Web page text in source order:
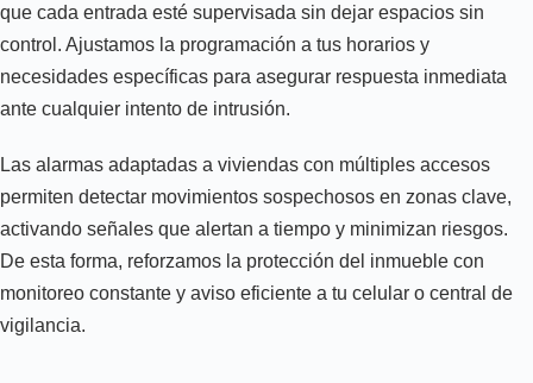
que cada entrada esté supervisada sin dejar espacios sin
control. Ajustamos la programación a tus horarios y
necesidades específicas para asegurar respuesta inmediata
ante cualquier intento de intrusión.
Las alarmas adaptadas a viviendas con múltiples accesos
permiten detectar movimientos sospechosos en zonas clave,
activando señales que alertan a tiempo y minimizan riesgos.
De esta forma, reforzamos la protección del inmueble con
monitoreo constante y aviso eficiente a tu celular o central de
vigilancia.